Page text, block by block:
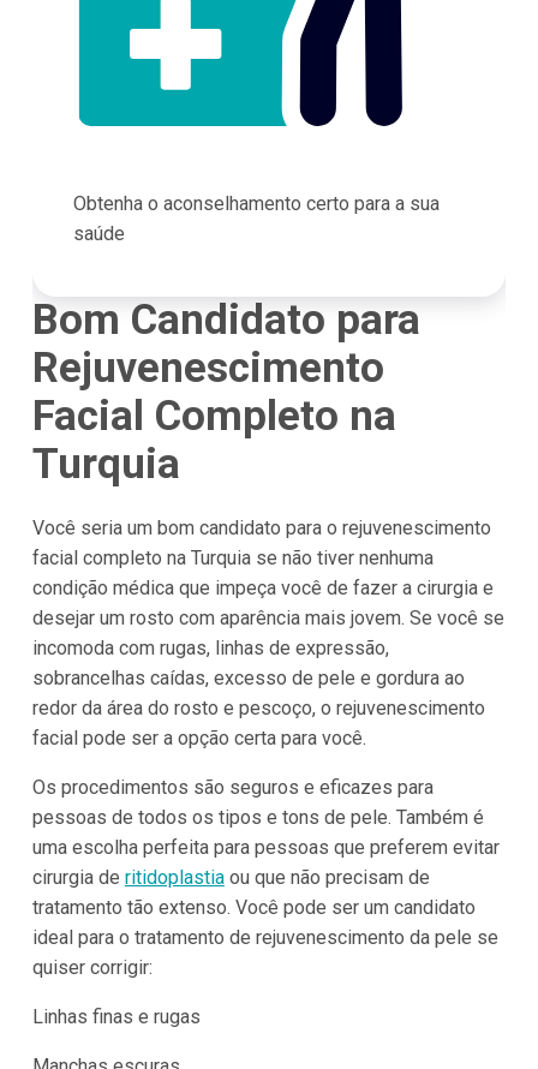
Obtenha o aconselhamento certo para a sua
saúde
Bom Candidato para
Rejuvenescimento
Facial Completo na
Turquia
Você seria um bom candidato para o rejuvenescimento
facial completo na Turquia se não tiver nenhuma
condição médica que impeça você de fazer a cirurgia e
desejar um rosto com aparência mais jovem. Se você se
incomoda com rugas, linhas de expressão,
sobrancelhas caídas, excesso de pele e gordura ao
redor da área do rosto e pescoço, o rejuvenescimento
facial pode ser a opção certa para você.
Os procedimentos são seguros e eficazes para
pessoas de todos os tipos e tons de pele. Também é
uma escolha perfeita para pessoas que preferem evitar
cirurgia de ritidoplastiaou que não precisam de
tratamento tão extenso. Você pode ser um candidato
ideal para o tratamento de rejuvenescimento da pele se
quiser corrigir:
Linhas finas e rugas